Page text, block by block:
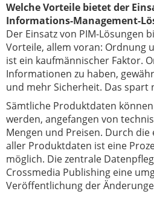
Welche Vorteile bietet der
Informations-Management-
Der Einsatz von PIM-Lösungen
Vorteile, allem voran: Ordnung
ist ein kaufmännischer Faktor.
Informationen zu haben,
und mehr Sicherheit. Das spart
Sämtliche Produktdaten
werden, angefangen von
Mengen und Preisen. Durch
aller Produktdaten ist eine
möglich. Die zentrale
Crossmedia Publishing eine
Veröffentlichung der